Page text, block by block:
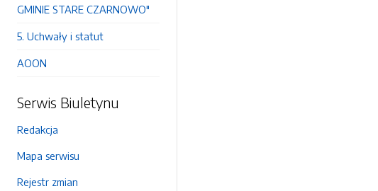
GMINIE STARE CZARNOWO"
5. Uchwały i statut
AOON
Serwis Biuletynu
Redakcja
Mapa serwisu
Rejestr zmian